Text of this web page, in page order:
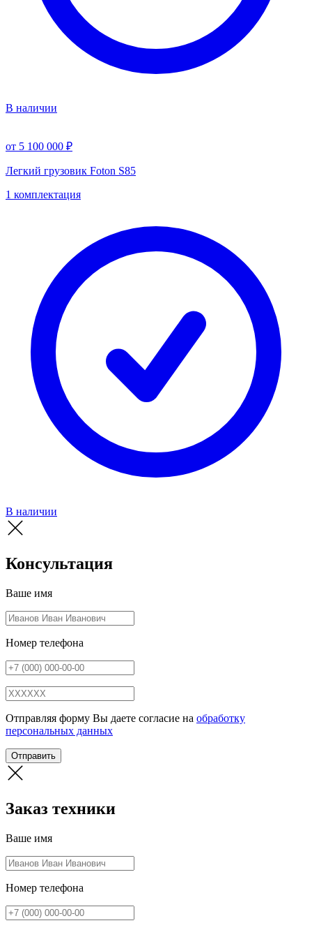
В наличии
от 5 100 000 ₽
Легкий грузовик Foton S85
1 комплектация
В наличии
Консультация
Ваше имя
Номер телефона
Отправляя форму Вы даете согласие на обработку
персональных данных
Отправить
Заказ техники
Ваше имя
Номер телефона